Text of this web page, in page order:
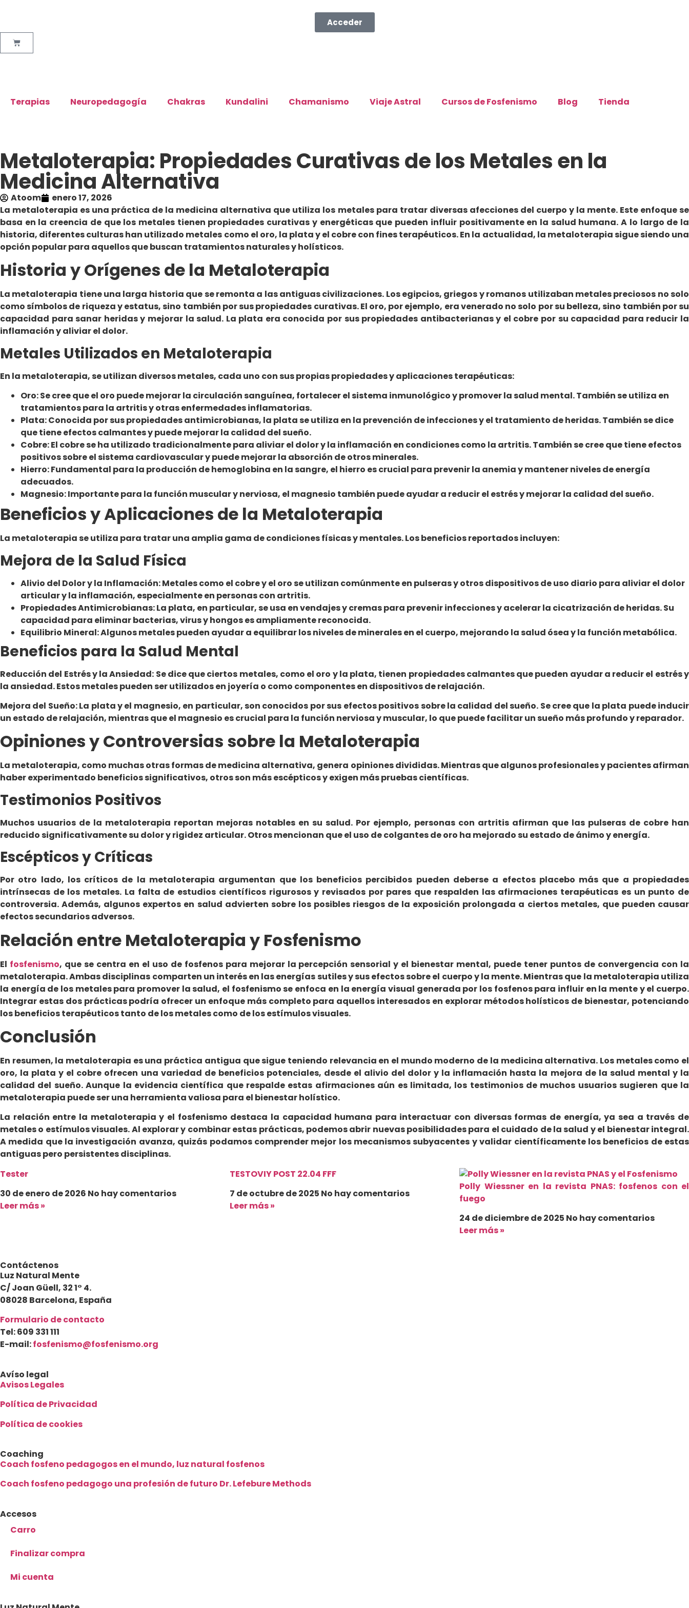
Acceder
Terapias Neuropedagogía Chakras Kundalini Chamanismo Viaje Astral Cursos de Fosfenismo Blog Tienda
Metaloterapia: Propiedades Curativas de los Metales en la
Medicina Alternativa
Atoom
enero 17, 2026
La metaloterapia es una práctica de la medicina alternativa que utiliza los metales para tratar diversas afecciones del cuerpo y la mente. Este enfoque se
basa en la creencia de que los metales tienen propiedades curativas y energéticas que pueden influir positivamente en la salud humana. A lo largo de la
historia, diferentes culturas han utilizado metales como el oro, la plata y el cobre con fines terapéuticos. En la actualidad, la metaloterapia sigue siendo una
opción popular para aquellos que buscan tratamientos naturales y holísticos.
Historia y Orígenes de la Metaloterapia
La metaloterapia tiene una larga historia que se remonta a las antiguas civilizaciones. Los egipcios, griegos y romanos utilizaban metales preciosos no solo
como símbolos de riqueza y estatus, sino también por sus propiedades curativas. El oro, por ejemplo, era venerado no solo por su belleza, sino también por su
capacidad para sanar heridas y mejorar la salud. La plata era conocida por sus propiedades antibacterianas y el cobre por su capacidad para reducir la
inflamación y aliviar el dolor.
Metales Utilizados en Metaloterapia
En la metaloterapia, se utilizan diversos metales, cada uno con sus propias propiedades y aplicaciones terapéuticas:
Oro: Se cree que el oro puede mejorar la circulación sanguínea, fortalecer el sistema inmunológico y promover la salud mental. También se utiliza en
tratamientos para la artritis y otras enfermedades inflamatorias.
Plata: Conocida por sus propiedades antimicrobianas, la plata se utiliza en la prevención de infecciones y el tratamiento de heridas. También se dice
que tiene efectos calmantes y puede mejorar la calidad del sueño.
Cobre: El cobre se ha utilizado tradicionalmente para aliviar el dolor y la inflamación en condiciones como la artritis. También se cree que tiene efectos
positivos sobre el sistema cardiovascular y puede mejorar la absorción de otros minerales.
Hierro: Fundamental para la producción de hemoglobina en la sangre, el hierro es crucial para prevenir la anemia y mantener niveles de energía
adecuados.
Magnesio: Importante para la función muscular y nerviosa, el magnesio también puede ayudar a reducir el estrés y mejorar la calidad del sueño.
Beneficios y Aplicaciones de la Metaloterapia
La metaloterapia se utiliza para tratar una amplia gama de condiciones físicas y mentales. Los beneficios reportados incluyen:
Mejora de la Salud Física
Alivio del Dolor y la Inflamación: Metales como el cobre y el oro se utilizan comúnmente en pulseras y otros dispositivos de uso diario para aliviar el dolor
articular y la inflamación, especialmente en personas con artritis.
Propiedades Antimicrobianas: La plata, en particular, se usa en vendajes y cremas para prevenir infecciones y acelerar la cicatrización de heridas. Su
capacidad para eliminar bacterias, virus y hongos es ampliamente reconocida.
Equilibrio Mineral: Algunos metales pueden ayudar a equilibrar los niveles de minerales en el cuerpo, mejorando la salud ósea y la función metabólica.
Beneficios para la Salud Mental
Reducción del Estrés y la Ansiedad: Se dice que ciertos metales, como el oro y la plata, tienen propiedades calmantes que pueden ayudar a reducir el estrés y
la ansiedad. Estos metales pueden ser utilizados en joyería o como componentes en dispositivos de relajación.
Mejora del Sueño: La plata y el magnesio, en particular, son conocidos por sus efectos positivos sobre la calidad del sueño. Se cree que la plata puede inducir
un estado de relajación, mientras que el magnesio es crucial para la función nerviosa y muscular, lo que puede facilitar un sueño más profundo y reparador.
Opiniones y Controversias sobre la Metaloterapia
La metaloterapia, como muchas otras formas de medicina alternativa, genera opiniones divididas. Mientras que algunos profesionales y pacientes afirman
haber experimentado beneficios significativos, otros son más escépticos y exigen más pruebas científicas.
Testimonios Positivos
Muchos usuarios de la metaloterapia reportan mejoras notables en su salud. Por ejemplo, personas con artritis afirman que las pulseras de cobre han
reducido significativamente su dolor y rigidez articular. Otros mencionan que el uso de colgantes de oro ha mejorado su estado de ánimo y energía.
Escépticos y Críticas
Por otro lado, los críticos de la metaloterapia argumentan que los beneficios percibidos pueden deberse a efectos placebo más que a propiedades
intrínsecas de los metales. La falta de estudios científicos rigurosos y revisados por pares que respalden las afirmaciones terapéuticas es un punto de
controversia. Además, algunos expertos en salud advierten sobre los posibles riesgos de la exposición prolongada a ciertos metales, que pueden causar
efectos secundarios adversos.
Relación entre Metaloterapia y Fosfenismo
El fosfenismo, que se centra en el uso de fosfenos para mejorar la percepción sensorial y el bienestar mental, puede tener puntos de convergencia con la
metaloterapia. Ambas disciplinas comparten un interés en las energías sutiles y sus efectos sobre el cuerpo y la mente. Mientras que la metaloterapia utiliza
la energía de los metales para promover la salud, el fosfenismo se enfoca en la energía visual generada por los fosfenos para influir en la mente y el cuerpo.
Integrar estas dos prácticas podría ofrecer un enfoque más completo para aquellos interesados en explorar métodos holísticos de bienestar, potenciando
los beneficios terapéuticos tanto de los metales como de los estímulos visuales.
Conclusión
En resumen, la metaloterapia es una práctica antigua que sigue teniendo relevancia en el mundo moderno de la medicina alternativa. Los metales como el
oro, la plata y el cobre ofrecen una variedad de beneficios potenciales, desde el alivio del dolor y la inflamación hasta la mejora de la salud mental y la
calidad del sueño. Aunque la evidencia científica que respalde estas afirmaciones aún es limitada, los testimonios de muchos usuarios sugieren que la
metaloterapia puede ser una herramienta valiosa para el bienestar holístico.
La relación entre la metaloterapia y el fosfenismo destaca la capacidad humana para interactuar con diversas formas de energía, ya sea a través de
metales o estímulos visuales. Al explorar y combinar estas prácticas, podemos abrir nuevas posibilidades para el cuidado de la salud y el bienestar integral.
A medida que la investigación avanza, quizás podamos comprender mejor los mecanismos subyacentes y validar científicamente los beneficios de estas
antiguas pero persistentes disciplinas.
Tester
30 de enero de 2026 No hay comentarios
Leer más »
TESTOVIY POST 22.04 FFF
7 de octubre de 2025 No hay comentarios
Leer más »
Polly Wiessner en la revista PNAS: fosfenos con el
fuego
24 de diciembre de 2025 No hay comentarios
Leer más »
Contáctenos
Luz Natural Mente
C/ Joan Güell, 32 1° 4.
08028 Barcelona, España
Formulario de contacto
Tel: 609 331 111
E-mail:fosfenismo@fosfenismo.org
Avíso legal
Avisos Legales
Política de Privacidad
Política de cookies
Coaching
Coach fosfeno pedagogos en el mundo, luz natural fosfenos
Coach fosfeno pedagogo una profesión de futuro Dr. Lefebure Methods
Accesos
Carro
Finalizar compra
Mi cuenta